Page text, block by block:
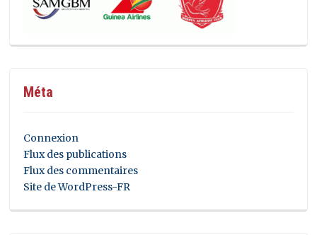
Méta
Connexion
Flux des publications
Flux des commentaires
Site de WordPress-FR